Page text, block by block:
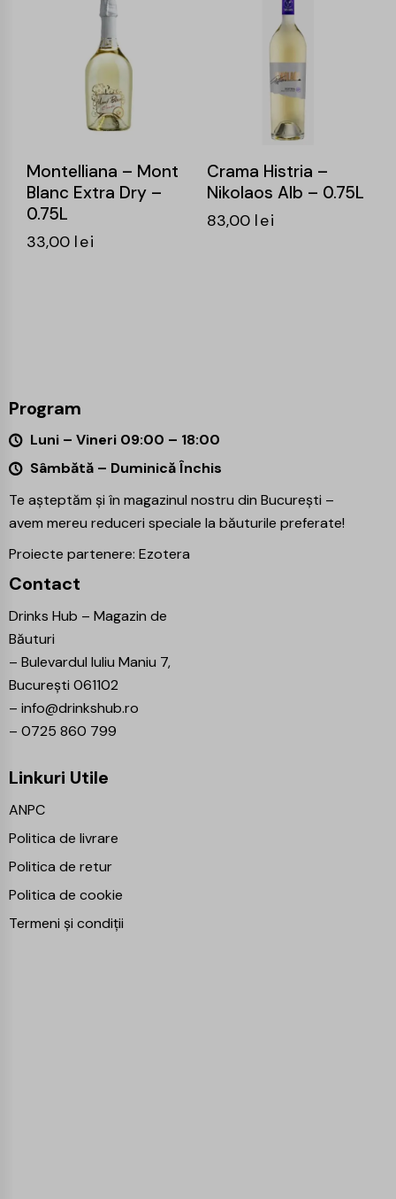
Montelliana – Mont
Blanc Extra Dry –
0.75L
33,00 lei
Crama Histria –
Nikolaos Alb – 0.75L
83,00 lei
Program
Luni – Vineri 09:00 – 18:00
Sâmbătă – Duminică Închis
Te așteptăm și în magazinul nostru din București –
avem mereu reduceri speciale la băuturile preferate!
Proiecte partenere: Ezotera
Contact
Drinks Hub – Magazin de
Băuturi
– Bulevardul Iuliu Maniu 7,
București 061102
– info@drinkshub.ro
– 0725 860 799
Linkuri Utile
ANPC
Politica de livrare
Politica de retur
Politica de cookie
Termeni și condiții